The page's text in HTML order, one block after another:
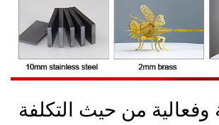
وفعالية من حيث التكلفة